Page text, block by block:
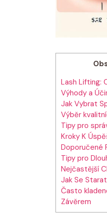
Lash Lifting:
Výhody a
Jak Vybrat
Výběr
Tipy pro
Kroky K
Doporučené
Tipy pro
Nejčastější
Jak Se
Často
Závěrem